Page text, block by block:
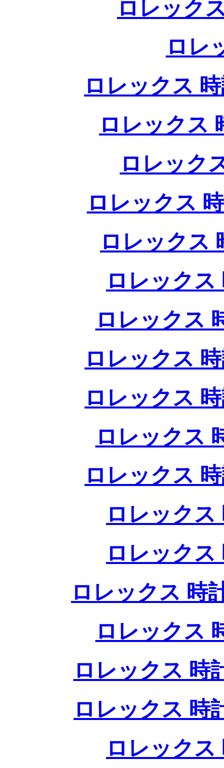
ロレック
ロレ
ロレックス
ロレックス
ロレック
ロレックス
ロレックス
ロレックス
ロレックス
ロレックス
ロレックス
ロレックス
ロレックス
ロレックス
ロレックス
ロレックス 時
ロレックス
ロレックス 時
ロレックス 時
ロレックス